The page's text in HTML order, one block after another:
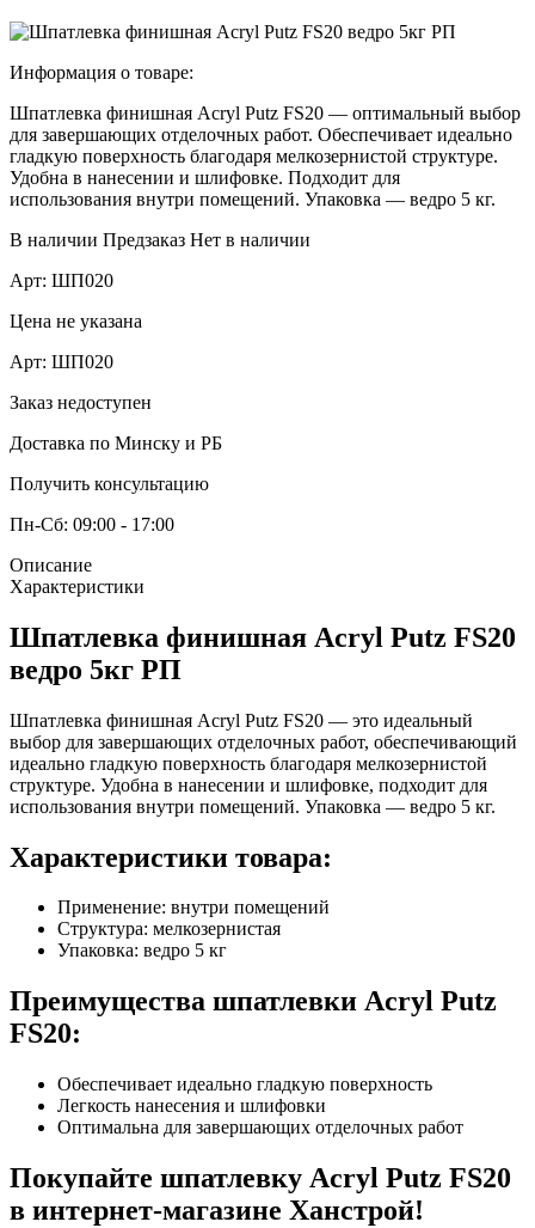
Информация о товаре:
Шпатлевка финишная Acryl Putz FS20 — оптимальный выбор
для завершающих отделочных работ. Обеспечивает идеально
гладкую поверхность благодаря мелкозернистой структуре.
Удобна в нанесении и шлифовке. Подходит для
использования внутри помещений. Упаковка — ведро 5 кг.
В наличии Предзаказ Нет в наличии
Арт: ШП020
Цена не указана
Арт: ШП020
Заказ недоступен
Доставка по Минску и РБ
Получить консультацию
Пн-Сб: 09:00 - 17:00
Описание
Характеристики
Шпатлевка финишная Acryl Putz FS20
ведро 5кг РП
Шпатлевка финишная Acryl Putz FS20 — это идеальный
выбор для завершающих отделочных работ, обеспечивающий
идеально гладкую поверхность благодаря мелкозернистой
структуре. Удобна в нанесении и шлифовке, подходит для
использования внутри помещений. Упаковка — ведро 5 кг.
Характеристики товара:
Применение: внутри помещений
Структура: мелкозернистая
Упаковка: ведро 5 кг
Преимущества шпатлевки Acryl Putz
FS20:
Обеспечивает идеально гладкую поверхность
Легкость нанесения и шлифовки
Оптимальна для завершающих отделочных работ
Покупайте шпатлевку Acryl Putz FS20
в интернет-магазине Ханстрой!